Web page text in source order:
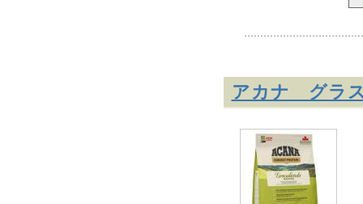
アカナ グラ